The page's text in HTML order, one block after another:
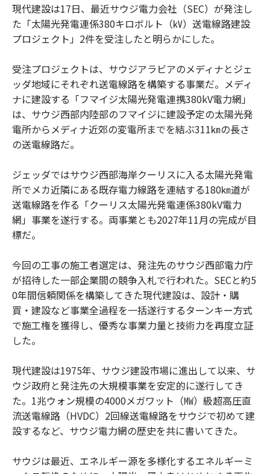
現代建設は17日、最近サウジ電力会社（SEC）が発注し
た「太陽光発電連係380キロボルト（㎸）送電線路建設
プロジェクト」2件を受注したと明らかにした。
受注プロジェクトは、サウジアラビアのメディナとジェ
ッダ地域にそれぞれ送電線路を構築する事業だ。メディ
ナに建設する「フマイジ太陽光発電連携380kV電力網」
は、サウジ西部内陸部のフマイジに建設予定の太陽光発
電所からメディナ近郊の変電所までを結ぶ311㎞の長さ
の送電線路だ。
ジェッダではサウジ西部海岸クーリスに入る太陽光発電
所でメカ近隣にある既存電力線路を連結する180㎞道が
送電線路を作る「クーリス太陽光発電連係380kV電力
網」事業を遂行する。両事業とも2027年11月の完成が目
標だ。
今回の工事の施工者選定は、発注先のサウジ西部電力庁
が招待した一部企業間の競争入札で行われた。SECと約5
0年間信頼関係を構築してきた現代建設は、設計・購
買・建設など事業全過程を一括遂行するターンキー方式
で施工権を獲得し、優秀な事業力量と技術力を再度立証
した。
現代建設は1975年、サウジ建設市場に進出して以来、サ
ウジ政府と発注先の大規模事業を安定的に遂行してき
た。1兆ウォン規模の4000メガワット（㎿）級超高圧直
流送電線路（HVDC）2回線送電線路をサウジで初めて建
設するなど、サウジ電力網の歴史を共に書いてきた。
サウジは最近、エネルギー源を多様化するエネルギーミ